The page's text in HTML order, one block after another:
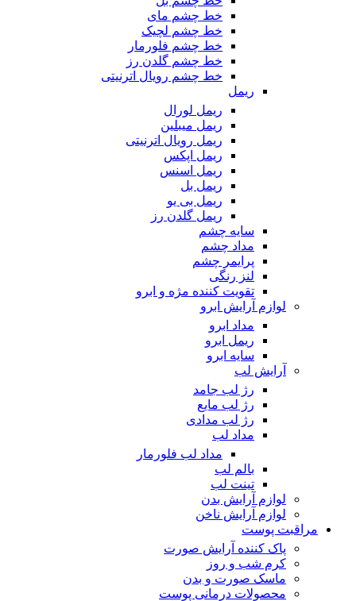
خط چشم مای
خط چشم لچیک
خط چشم فلورمار
خط چشم گلدن رز
خط چشم رویال اترنیتی
ریمل
ریمل لورال
ریمل میبلین
ریمل رویال اترنیتی
ریمل اپکس
ریمل اسنس
ریمل بل
ریمل بی یو
ریمل گلدن رز
سایه چشم
مداد چشم
پرایمر چشم
لنز رنگی
تقویت کننده مژه و ابرو
لوازم آرایش ابرو
مداد ابرو
ریمل ابرو
سایه ابرو
آرایش لب
رژ لب جامد
رژ لب مایع
رژ لب مدادی
مداد لب
مداد لب فلورمار
بالم لب
تینت لب
لوازم آرایش بدن
لوازم آرایش ناخن
مراقبت پوست
پاک کننده آرایش صورت
کرم شب و روز
ماسک صورت و بدن
محصولات درمانی پوست